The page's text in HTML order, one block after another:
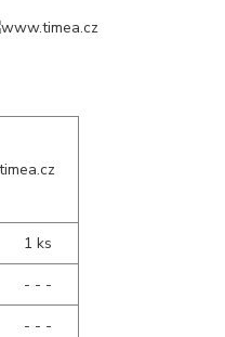
1 ks
- - -
- - -